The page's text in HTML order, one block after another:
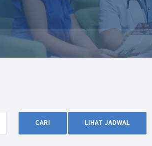
CARI LIHAT JADWAL